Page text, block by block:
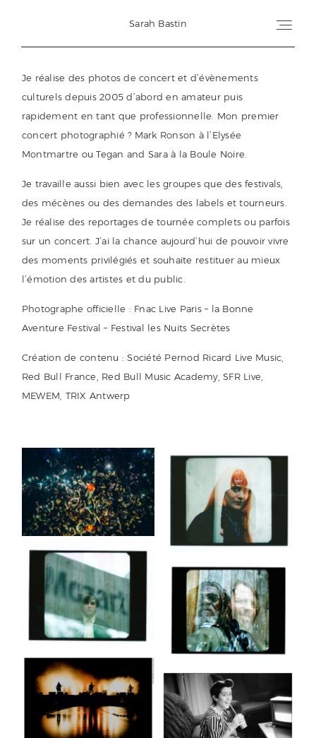
Sarah Bastin
Je réalise des photos de concert et d’évènements
culturels depuis 2005 d’abord en amateur puis
rapidement en tant que professionnelle. Mon premier
concert photographié ? Mark Ronson à l’Elysée
Montmartre ou Tegan and Sara à la Boule Noire.
Je travaille aussi bien avec les groupes que des festivals,
des mécènes ou des demandes des labels et tourneurs.
Je réalise des reportages de tournée complets ou parfois
sur un concert. J’ai la chance aujourd’hui de pouvoir vivre
des moments privilégiés et souhaite restituer au mieux
l’émotion des artistes et du public.
Photographe officielle : Fnac Live Paris – la Bonne
Aventure Festival – Festival les Nuits Secrètes
Création de contenu : Société Pernod Ricard Live Music,
Red Bull France, Red Bull Music Academy, SFR Live,
MEWEM, TRIX Antwerp
Corporate + Events
Commercial
Personal work
About
Contact